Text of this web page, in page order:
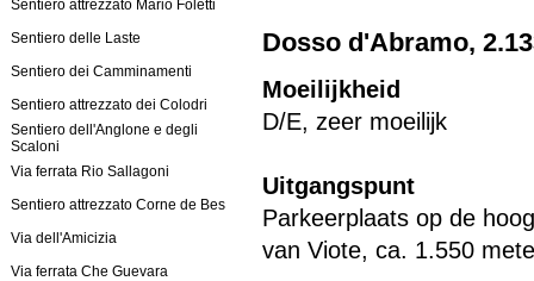
Sentiero attrezzato Mario Foletti
Sentiero delle Laste
Sentiero dei Camminamenti
Sentiero attrezzato dei Colodri
Sentiero dell'Anglone e degli
Scaloni
Via ferrata Rio Sallagoni
Sentiero attrezzato Corne de Bes
Via dell'Amicizia
Via ferrata Che Guevara
Dosso d'Abramo,
Moeilijkheid
D/E, zeer moeilijk
Uitgangspunt
Parkeerplaats op de
van Viote, ca. 1.550